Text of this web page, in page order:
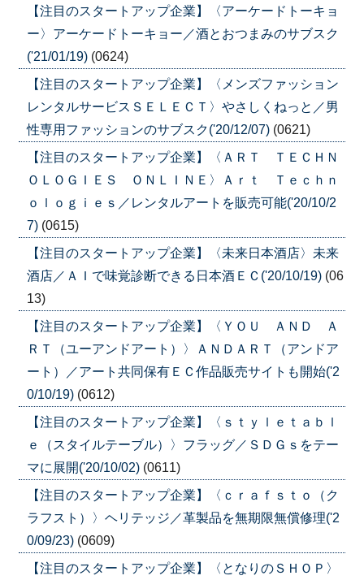
【注目のスタートアップ企業】〈アーケードトーキョ
ー〉アーケードトーキョー／酒とおつまみのサブスク
('21/01/19) (0624)
【注目のスタートアップ企業】〈メンズファッション
レンタルサービスＳＥＬＥＣＴ〉やさしくねっと／男
性専用ファッションのサブスク('20/12/07) (0621)
【注目のスタートアップ企業】〈ＡＲＴ ＴＥＣＨＮ
ＯＬＯＧＩＥＳ ＯＮＬＩＮＥ〉Ａｒｔ Ｔｅｃｈｎ
ｏｌｏｇｉｅｓ／レンタルアートを販売可能('20/10/2
7) (0615)
【注目のスタートアップ企業】〈未来日本酒店〉未来
酒店／ＡＩで味覚診断できる日本酒ＥＣ('20/10/19) (06
13)
【注目のスタートアップ企業】〈ＹＯＵ ＡＮＤ Ａ
ＲＴ（ユーアンドアート）〉ＡＮＤＡＲＴ（アンドア
ート）／アート共同保有ＥＣ作品販売サイトも開始('2
0/10/19) (0612)
【注目のスタートアップ企業】〈ｓｔｙｌｅｔａｂｌ
ｅ（スタイルテーブル）〉フラッグ／ＳＤＧｓをテー
マに展開('20/10/02) (0611)
【注目のスタートアップ企業】〈ｃｒａｆｓｔｏ（ク
ラフスト）〉ヘリテッジ／革製品を無期限無償修理('2
0/09/23) (0609)
【注目のスタートアップ企業】〈となりのＳＨＯＰ〉